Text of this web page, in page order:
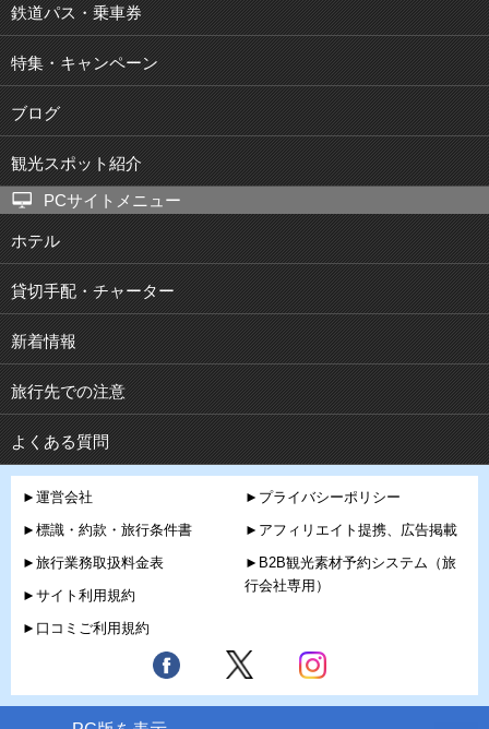
鉄道パス・乗車券
特集・キャンペーン
ブログ
観光スポット紹介
PCサイトメニュー
ホテル
貸切手配・チャーター
新着情報
旅行先での注意
よくある質問
►運営会社
►標識・約款・旅行条件書
►旅行業務取扱料金表
►サイト利用規約
►口コミご利用規約
►プライバシーポリシー
►アフィリエイト提携、広告掲載
►B2B観光素材予約システム（旅
行会社専用）